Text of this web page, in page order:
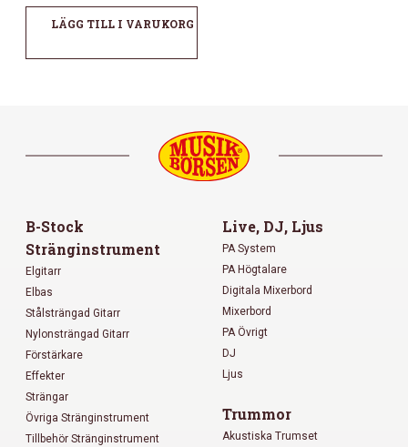
LÄGG TILL I VARUKORG
B-Stock
Stränginstrument
Elgitarr
Elbas
Stålsträngad Gitarr
Nylonsträngad Gitarr
Förstärkare
Effekter
Strängar
Övriga Stränginstrument
Tillbehör Stränginstrument
Live, DJ, Ljus
PA System
PA Högtalare
Digitala Mixerbord
Mixerbord
PA Övrigt
DJ
Ljus
Trummor
Akustiska Trumset